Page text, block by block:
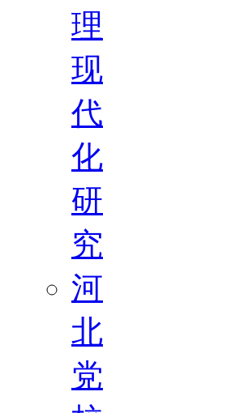
理
现
代
化
研
究
河
北
党